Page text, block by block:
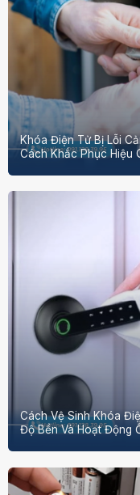
Khóa Điện Tử Bị Lỗi
Cách Khắc Phục Hiệu
Cách Vệ Sinh Khóa
Độ Bền Và Hoạt Động